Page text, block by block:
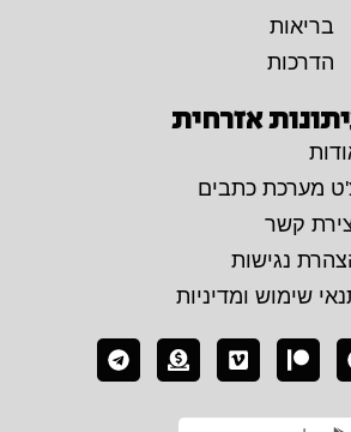
בריאות
הדרכות
אזרחית
מערכת כתבים
קשר
נגישות
שימוש ומדיניות